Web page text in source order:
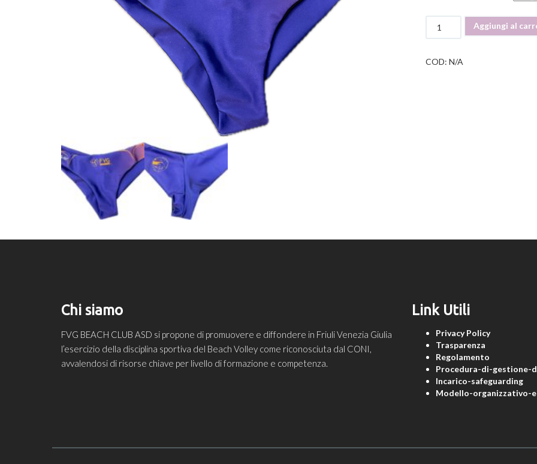
COSTUME
Linea
Aggiungi al
COD:N/A
Chi siamo
FVG BEACH CLUB ASD si propone di promuovere e diffondere in Friuli Venezia Giulia
l’esercizio della disciplina sportiva del Beach Volley come riconosciuta dal CONI,
avvalendosi di risorse chiave per livello di formazione e competenza.
Link Utili
Privacy Policy
Trasparenza
Regolamento
Procedura-di-
Incarico-safeguarding
Modello-